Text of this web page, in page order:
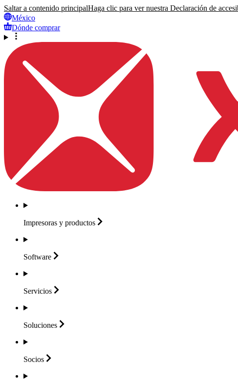
Saltar a contenido principalHaga clic para ver nuestra Declaración de
México
Dónde comprar
Impresoras y productos
Software
Servicios
Soluciones
Socios